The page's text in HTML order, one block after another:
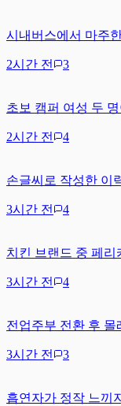
시내버스에서 마주
2시간 전 3
초보 캠퍼 여성 두
2시간 전 4
손글씨로 작성한 이
3시간 전 4
치킨 브랜드 중 페
3시간 전 4
전업주부 전환 후 몰
3시간 전 3
흡연자가 정작 느끼